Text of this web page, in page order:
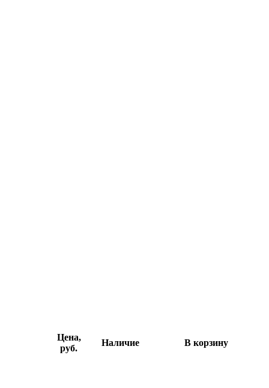
Цена,
руб.
Наличие В корзину